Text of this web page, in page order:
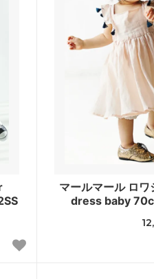
マールマール ロ
dress baby